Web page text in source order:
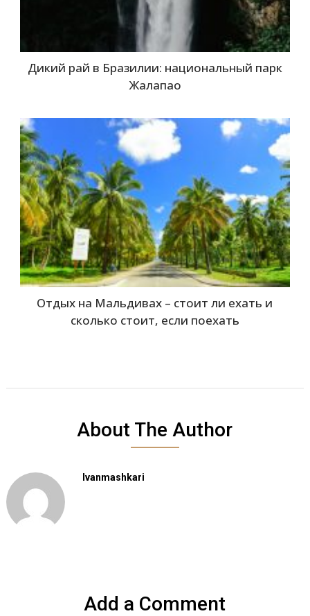
Дикий рай в Бразилии: национальный парк
Жалапао
Отдых на Мальдивах – стоит ли ехать и
сколько стоит, если поехать
About The Author
Ivanmashkari
Add a Comment